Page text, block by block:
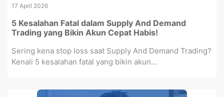
17 April 2026
5 Kesalahan Fatal dalam Supply And Demand
Trading yang Bikin Akun Cepat Habis!
Sering kena stop loss saat Supply And Demand Trading?
Kenali 5 kesalahan fatal yang bikin akun...